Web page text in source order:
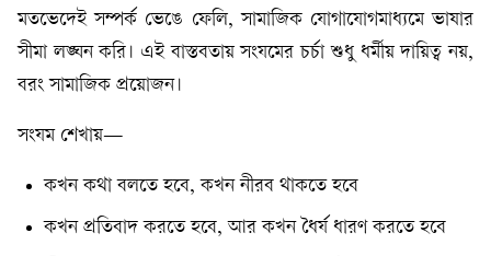
মতভেদেই সম্পর্ক ভেঙে ফেলি, সামাজিক যোগাযোগমাধ্যমে ভাষার
সীমা লঙ্ঘন করি। এই বাস্তবতায় সংযমের চর্চা শুধু ধর্মীয় দায়িত্ব নয়,
বরং সামাজিক প্রয়োজন।
সংযম শেখায়—
কখন কথা বলতে হবে, কখন নীরব থাকতে হবে
কখন প্রতিবাদ করতে হবে, আর কখন ধৈর্য ধারণ করতে হবে